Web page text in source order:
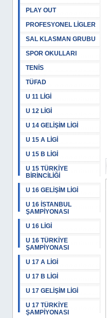
PLAY OUT
PROFESYONEL LİGLER
SAL KLASMAN GRUBU
SPOR OKULLARI
TENİS
TÜFAD
U 11 LİGİ
U 12 LİGİ
U 14 GELİŞİM LİGİ
U 15 A LİGİ
U 15 B LİGİ
U 15 TÜRKİYE
BİRİNCİLİĞİ
U 16 GELİŞİM LİGİ
U 16 İSTANBUL
ŞAMPİYONASI
U 16 LİGİ
U 16 TÜRKİYE
ŞAMPİYONASI
U 17 A LİGİ
U 17 B LİGİ
U 17 GELİŞİM LİGİ
U 17 TÜRKİYE
ŞAMPİYONASI